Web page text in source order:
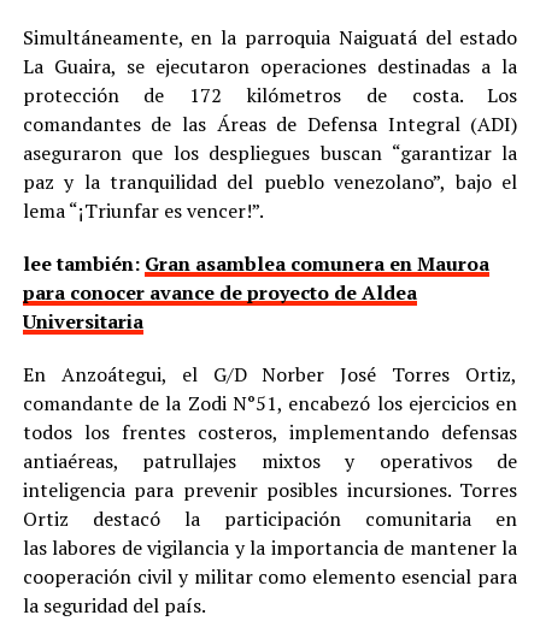
Simultáneamente, en la parroquia Naiguatá del estado
La Guaira, se ejecutaron operaciones destinadas a la
protección de 172 kilómetros de costa. Los
comandantes de las Áreas de Defensa Integral (ADI)
aseguraron que los despliegues buscan “garantizar la
paz y la tranquilidad del pueblo venezolano”, bajo el
lema “¡Triunfar es vencer!”.
lee también: Gran asamblea comunera en Mauroa
para conocer avance de proyecto de Aldea
Universitaria
En Anzoátegui, el G/D Norber José Torres Ortiz,
comandante de la Zodi N°51, encabezó los ejercicios en
todos los frentes costeros, implementando defensas
antiaéreas, patrullajes mixtos y operativos de
inteligencia para prevenir posibles incursiones. Torres
Ortiz destacó la participación comunitaria en
las labores de vigilancia y la importancia de mantener la
cooperación civil y militar como elemento esencial para
la seguridad del país.